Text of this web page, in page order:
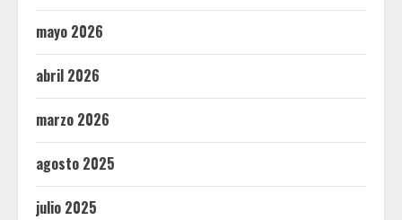
mayo 2026
abril 2026
marzo 2026
agosto 2025
julio 2025